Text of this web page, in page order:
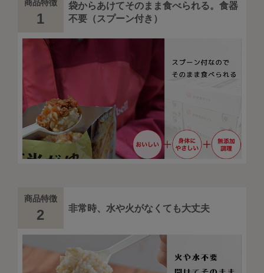
商品特徴
1
袋からあけてそのまま食べられる。食器
不要（スプーン付き）
商品特徴
2 非常時、水や火がなくても大丈夫